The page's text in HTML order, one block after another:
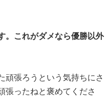
。これがダメなら優勝以外
頑張ろうという気持ちにさ
張ったねと褒めてくださ